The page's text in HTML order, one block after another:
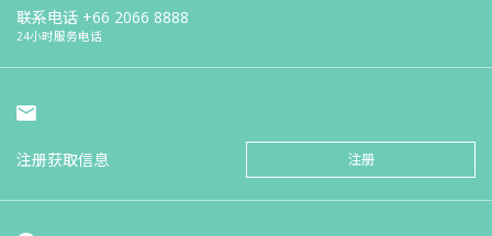
联系电话 +66 2066 8888
24小时服务电话
注册获取信息 注册